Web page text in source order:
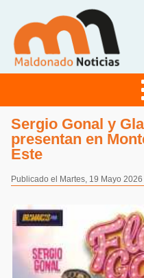
Sergio Gonal y
presentan en
Este
Publicado el Martes, 19 Mayo